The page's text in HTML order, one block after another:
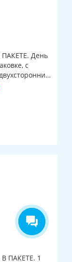
День
с
ПАКЕТЕ. 1